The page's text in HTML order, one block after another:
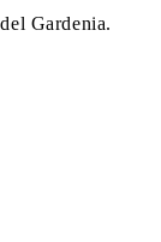
Gardenia.